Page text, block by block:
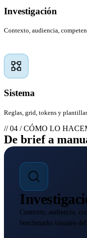
Investigación
Contexto, audiencia,
Sistema
Reglas, grid, tokens y
// 04 / CÓMO LO
De brief a
Contexto, audiencia,
benchmarks visuales del